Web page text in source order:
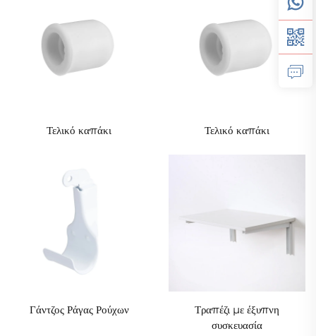
Τελικό καπάκι Τελικό καπάκι
Γάντζος Ράγας Ρούχων
Τραπέζι με έξυπνη
συσκευασία